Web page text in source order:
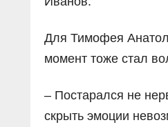
Для Тимофея
момент тоже стал
– Постарался не
скрыть эмоции